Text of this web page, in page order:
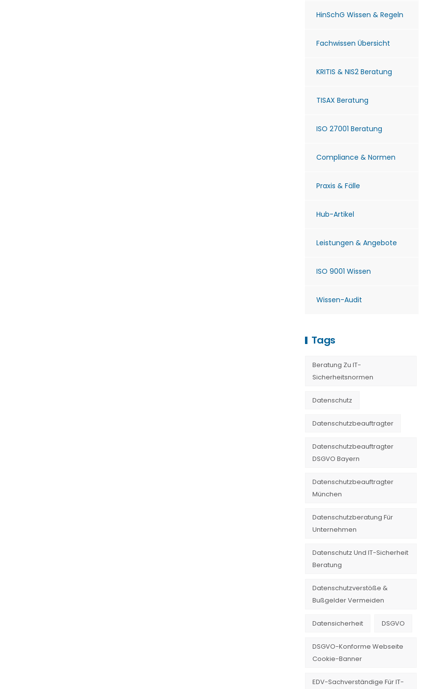
HinSchG Wissen & Regeln
Fachwissen Übersicht
KRITIS & NIS2 Beratung
TISAX Beratung
ISO 27001 Beratung
Compliance & Normen
Praxis & Fälle
Hub-Artikel
Leistungen & Angebote
ISO 9001 Wissen
Wissen-Audit
Tags
Beratung Zu IT-
Sicherheitsnormen
Datenschutz
Datenschutzbeauftragter
Datenschutzbeauftragter
DSGVO Bayern
Datenschutzbeauftragter
München
Datenschutzberatung Für
Unternehmen
Datenschutz Und IT-Sicherheit
Beratung
Datenschutzverstöße &
Bußgelder Vermeiden
Datensicherheit DSGVO
DSGVO-Konforme Webseite
Cookie-Banner
EDV-Sachverständige Für IT-